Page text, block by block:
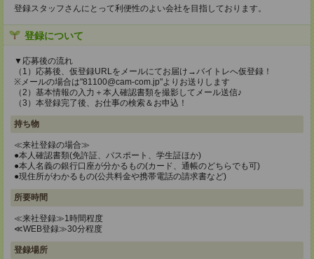
登録スタッフさんにとって利便性のよい会社を目指しております。
登録について
▼応募後の流れ
（1）応募後、仮登録URLをメールにてお届け→バイトレへ仮登録！
※メールの場合は"81100@cam-com.jp"よりお送りします
（2）基本情報の入力＋本人確認書類を撮影してメール送信♪
（3）本登録完了後、お仕事の検索＆お申込！
持ち物
≪来社登録の場合≫
●本人確認書類(免許証、パスポート、学生証ほか)
●本人名義の銀行口座が分かるもの(カード、通帳のどちらでも可)
●現住所がわかるもの(公共料金や携帯電話の請求書など)
所要時間
≪来社登録≫1時間程度
≪WEB登録≫30分程度
登録場所